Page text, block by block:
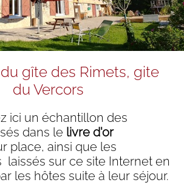
gîte des Rimets, gite
du Vercors
ici un échantillon des
dans le livre d'or
place, ainsi que les
sur ce site Internet en
les hôtes suite à leur séjour.